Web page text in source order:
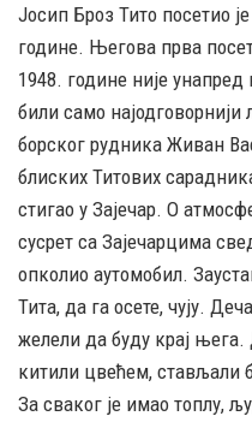
Јосип Броз Тито посетио
године. Његова прва
1948. године није
били само
борског рудника Живан
блиских Титових
стигао у Зајечар. О
сусрет са Зајечарцима
опколио аутомобил.
Тита, да га осете, чују.
желели да буду крај
китили цвећем, стављали
За сваког је имао топлу,